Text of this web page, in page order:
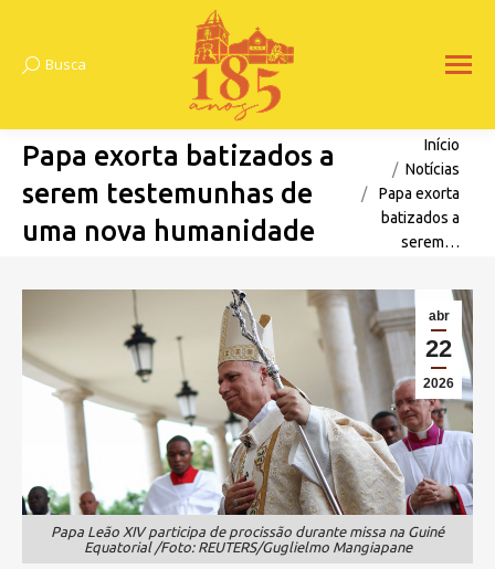
Search:
Busca
Papa exorta batizados a
serem testemunhas de
uma nova humanidade
Você está aqui:
Início
Notícias
Papa exorta
batizados a
serem…
abr
22
2026
Papa Leão XIV participa de procissão durante missa na Guiné
Equatorial /Foto: REUTERS/Guglielmo Mangiapane